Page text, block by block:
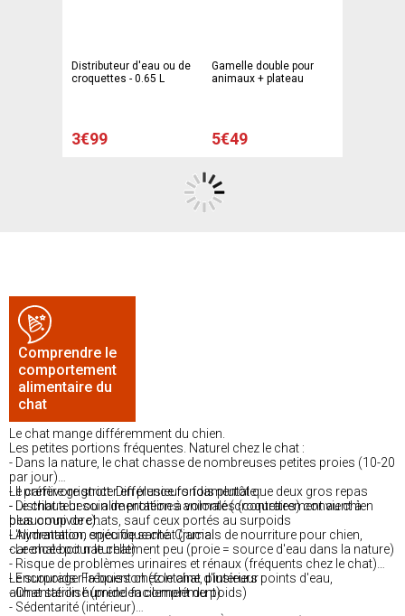
Distributeur d'eau ou de
croquettes - 0.65 L
3€99
Gamelle double pour
animaux + plateau
5€49
Comprendre le
comportement
alimentaire du
chat
Le chat mange différemment du chien.
Les petites portions fréquentes. Naturel chez le chat :
- Dans la nature, le chat chasse de nombreuses petites proies (10-20
par jour)
- Il préfère grignoter en plusieurs fois plutôt que deux gros repas
- Distributeur ou alimentation à volonté (croquettes) convient à
beaucoup de chats, sauf ceux portés au surpoids
Le carnivore strict. Différence fondamentale :
- Le chat a besoin de protéines animales (contrairement au chien
plus omnivore)
- Alimentation spécifique chat (jamais de nourriture pour chien,
carencée pour le chat)
L'hydratation, enjeu de santé. Crucial :
- Le chat boit naturellement peu (proie = source d'eau dans la nature)
- Risque de problèmes urinaires et rénaux (fréquents chez le chat)
- Encourager la boisson (fontaine, plusieurs points d'eau,
alimentation humide en complément)
Le surpoids. Fréquent chez le chat d'intérieur :
- Chat stérilisé (prend facilement du poids)
- Sédentarité (intérieur)